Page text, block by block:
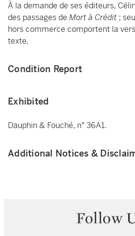
À la demande de ses éditeurs,
des passages de Mort à Crédit ;
hors commerce comportent la
texte.
Condition Report
Exhibited
Dauphin & Fouché, n° 36A1.
Additional Notices &
Follow